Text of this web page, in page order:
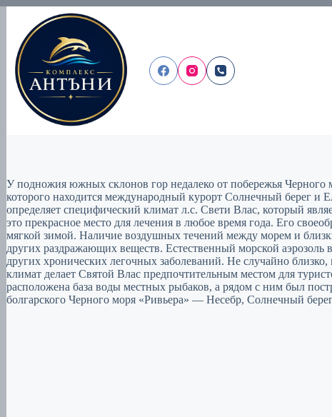
сути
У подножия южных склонов гор недалеко от побережья Черного
которого находится международный курорт Солнечный берег и
определяет специфический климат л.с. Свети Влас, который
это прекрасное место для лечения в любое время года. Его
мягкой зимой. Наличие воздушных течений между морем и
других раздражающих веществ. Естественный морской
других хронических легочных заболеваний. Не случайно
климат делает Святой Влас предпочтительным местом для
расположена база воды местных рыбаков, а рядом с ним был
болгарского Черного моря «Ривьера» — Несебр, Солнечный